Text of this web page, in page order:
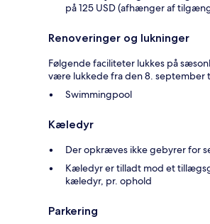
på 125 USD (afhænger af
Renoveringer og lukninger
Følgende faciliteter lukkes på
være lukkede fra den 8. september
Swimmingpool
Kæledyr
Der opkræves ikke gebyrer for
Kæledyr er tilladt mod et
kæledyr, pr. ophold
Parkering